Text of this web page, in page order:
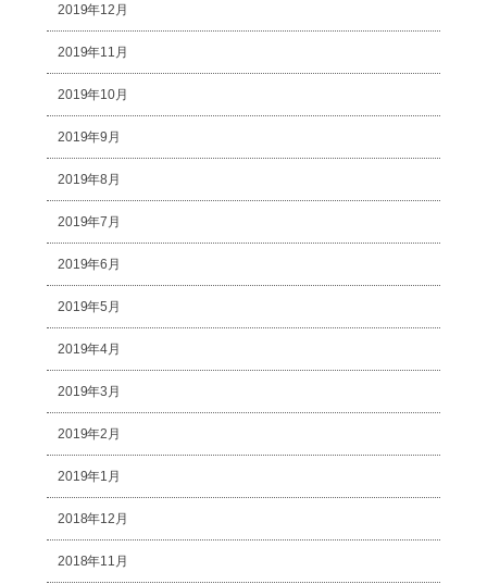
2019年12月
2019年11月
2019年10月
2019年9月
2019年8月
2019年7月
2019年6月
2019年5月
2019年4月
2019年3月
2019年2月
2019年1月
2018年12月
2018年11月